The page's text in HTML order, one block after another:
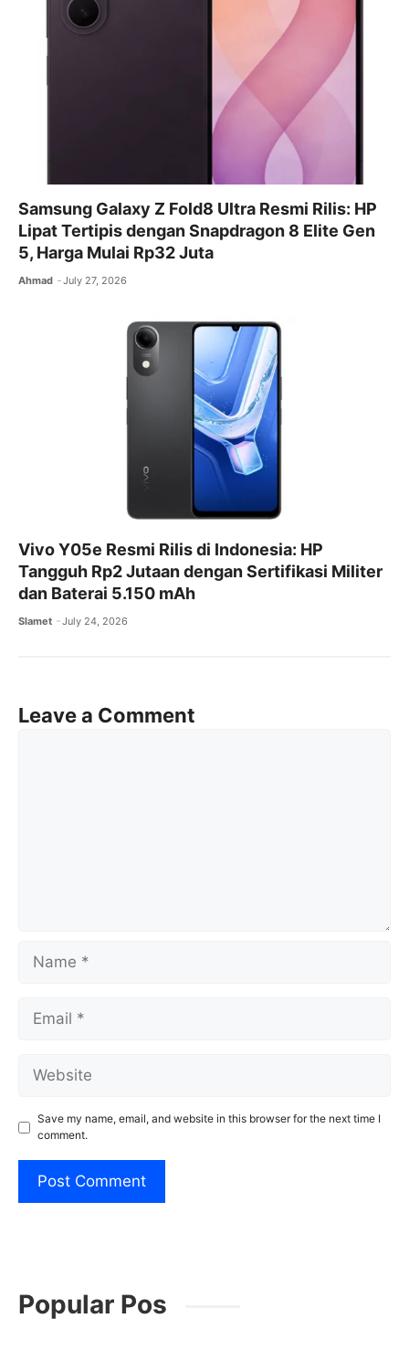
Samsung Galaxy Z Fold8 Ultra Resmi Rilis: HP
Lipat Tertipis dengan Snapdragon 8 Elite Gen
5, Harga Mulai Rp32 Juta
Ahmad July 27, 2026
Vivo Y05e Resmi Rilis di Indonesia: HP
Tangguh Rp2 Jutaan dengan Sertifikasi Militer
dan Baterai 5.150 mAh
Slamet July 24, 2026
Leave a Comment
Name
Email
Website
Save my name, email, and website in this browser for the next time I
comment.
Popular Pos